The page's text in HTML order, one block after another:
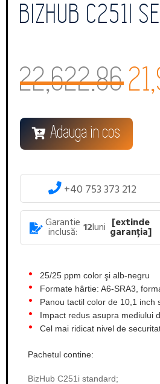
BIZHUB C251I
22,622.86
Adauga in cos
+40 753 373 212
Garantie
inclusă: 12luni [extinde
garanția]
25/25 ppm color şi alb-negru
Formate hârtie: A6-SRA3,
Panou tactil color de 10,1
Impact redus asupra mediului
Cel mai ridicat nivel de
Pachetul contine:
BizHub C251i standard;